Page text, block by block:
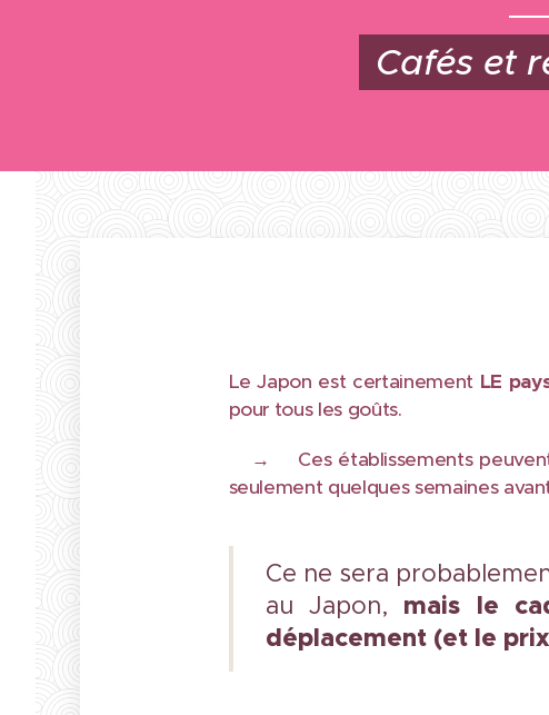
Cafés et
Le Japon est certainementLE
pour tous les goûts.
→ Ces établissements
seulement quelques semaines
Ce ne sera
au Japon, mais le
déplacement (et le